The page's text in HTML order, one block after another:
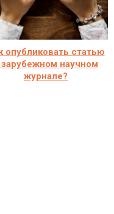
опубликовать статью
зарубежном научном
журнале?